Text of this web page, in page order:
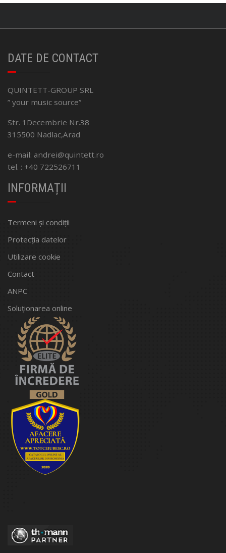
DATE DE CONTACT
QUINTETT-GROUP SRL
” your music source”
Str. 1Decembrie Nr.38
315500 Nadlac,Arad
e-mail: andrei@quintett.ro
tel. : +40 722526711
INFORMAȚII
Termeni și condiții
Protecția datelor
Utilizare cookie
Contact
ANPC
Soluționarea online